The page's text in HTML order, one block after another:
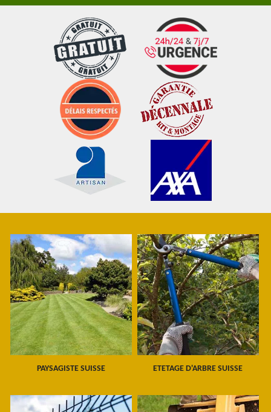
PAYSAGISTE SUISSE ETETAGE D'ARBRE SUISSE